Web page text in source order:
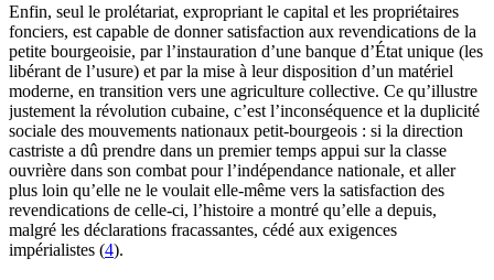
Enfin, seul le prolétariat, expropriant le capital et les propriétaires
fonciers, est capable de donner satisfaction aux revendications de la
petite bourgeoisie, par l’instauration d’une banque d’État unique (les
libérant de l’usure) et par la mise à leur disposition d’un matériel
moderne, en transition vers une agriculture collective. Ce qu’illustre
justement la révolution cubaine, c’est l’inconséquence et la duplicité
sociale des mouvements nationaux petit-bourgeois : si la direction
castriste a dû prendre dans un premier temps appui sur la classe
ouvrière dans son combat pour l’indépendance nationale, et aller
plus loin qu’elle ne le voulait elle-même vers la satisfaction des
revendications de celle-ci, l’histoire a montré qu’elle a depuis,
malgré les déclarations fracassantes, cédé aux exigences
impérialistes (4).